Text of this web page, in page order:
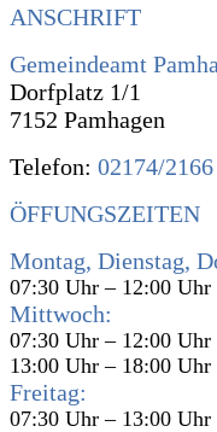
ANSCHRIFT
Gemeindeamt
Dorfplatz 1/1
7152 Pamhagen
Telefon: 02174/2166
ÖFFUNGSZEITEN
Montag, Dienstag,
07:30 Uhr – 12:00 Uhr
Mittwoch:
07:30 Uhr – 12:00 Uhr
13:00 Uhr – 18:00 Uhr
Freitag:
07:30 Uhr – 13:00 Uhr